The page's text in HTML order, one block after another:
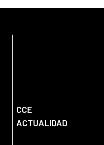
CCE
ACTUALIDAD